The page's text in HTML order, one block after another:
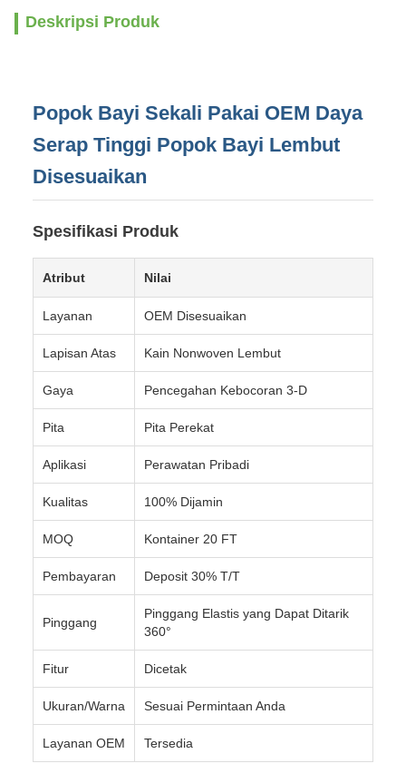
Deskripsi Produk
Popok Bayi Sekali Pakai OEM Daya
Serap Tinggi Popok Bayi Lembut
Disesuaikan
Spesifikasi Produk
Atribut Nilai
Layanan OEM Disesuaikan
Lapisan Atas Kain Nonwoven Lembut
Gaya Pencegahan Kebocoran 3-D
Pita Pita Perekat
Aplikasi Perawatan Pribadi
Kualitas 100% Dijamin
MOQ Kontainer 20 FT
Pembayaran Deposit 30% T/T
Pinggang
Pinggang Elastis yang Dapat Ditarik
360°
Fitur Dicetak
Ukuran/Warna Sesuai Permintaan Anda
Layanan OEM Tersedia